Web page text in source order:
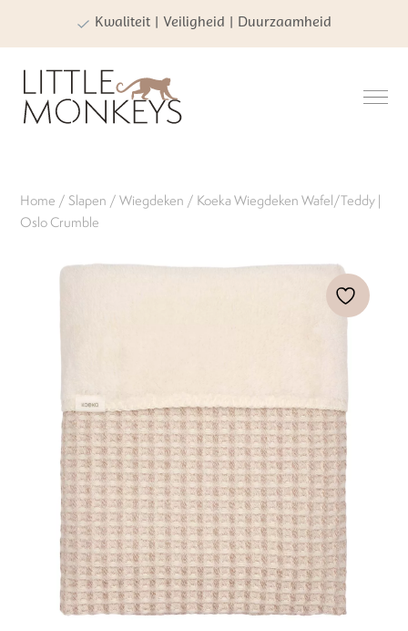
Kwaliteit | Veiligheid | Duurzaamheid
Home /Slapen /Wiegdeken / Koeka Wiegdeken Wafel/Teddy |
Oslo Crumble